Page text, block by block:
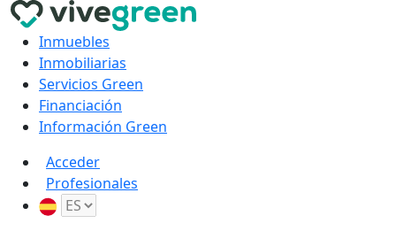
Inmuebles
Inmobiliarias
Servicios Green
Financiación
Información Green
Acceder
Profesionales